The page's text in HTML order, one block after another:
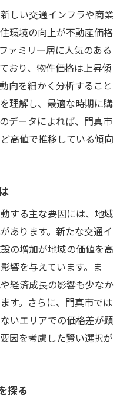
域の特徴
立地条件を見極める
活発さとは
地域のサポート体制
備と将来の展望
動する理由を探る
に与える影響
の効果
傾向
数の変化
格に及ぼす影響
ための市場調査のポイ
報を効率的に集める方
きポイントとは
ら得られる情報
き落とし穴
しい交通インフラや商業
環境の向上が不動産価格
ァミリー層に人気のある
おり、物件価格は上昇傾
向を細かく分析すること
理解し、最適な時期に購
データによれば、門真市
高値で推移している傾向
する主な要因には、地域
あります。新たな交通イ
の増加が地域の価値を高
響を与えています。ま
経済成長の影響も少なか
す。さらに、門真市では
いエリアでの価格差が顕
因を考慮した賢い選択が
探る